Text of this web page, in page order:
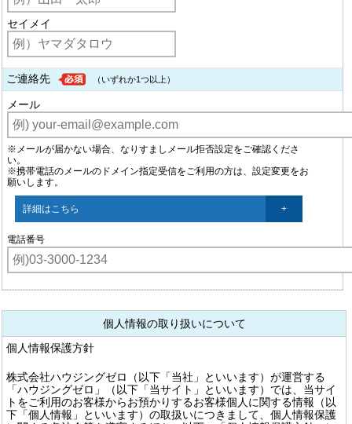
セイメイ
ご連絡先 （いずれか1つ以上）
メール
※メールが届かない場合、なりすましメール拒否設定をご確認くださ
い。
※携帯電話のメールのドメイン指定受信をご利用の方は、設定変更をお
願いします。
詳細はこちら
電話番号
個人情報の取り扱いについて
個人情報保護方針
株式会社ハウジングゼロ（以下「当社」といいます）が運営する
「ハウジングゼロ」（以下「当サイト」といいます）では、当サイ
トをご利用のお客様からお預かりするお客様個人に関する情報（以
下「個人情報」といいます）の取扱いにつきまして、個人情報保護